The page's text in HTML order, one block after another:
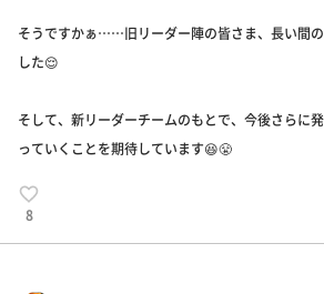
そうですかぁ……旧リーダー陣の皆さま、長い間
した😌
そして、新リーダーチームのもとで、今後さらに
っていくことを期待しています😆😤
8